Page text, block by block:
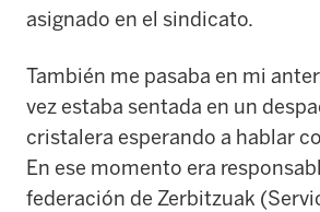
asignado en el sindicato.
También me pasaba en mi
vez estaba sentada en un
cristalera esperando a hablar
En ese momento era
federación de Zerbitzuak